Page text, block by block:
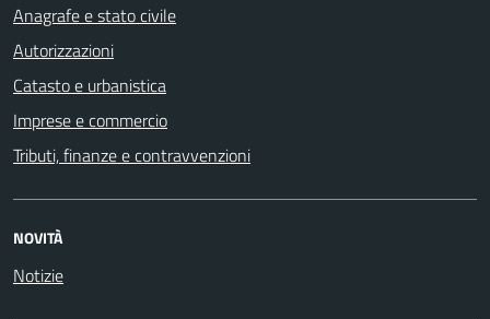
Anagrafe e stato civile
Autorizzazioni
Catasto e urbanistica
Imprese e commercio
Tributi, finanze e contravvenzioni
NOVITÀ
Notizie